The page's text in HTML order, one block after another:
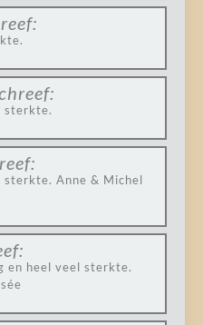
sterkte.
sterkte. Anne & Michel
en heel veel sterkte.